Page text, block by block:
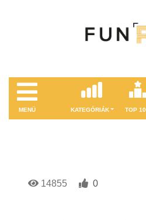
MENÜ KATEGÓRIÁK TOP
14855
0